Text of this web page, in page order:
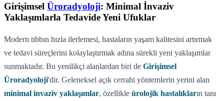
Girişimsel Üroradyoloji: Minimal İnvaziv
Yaklaşımlarla Tedavide Yeni Ufuklar
Modern tıbbın hızla ilerlemesi, hastaların yaşam kalitesini artırmak
ve tedavi süreçlerini kolaylaştırmak adına sürekli yeni yaklaşımlar
sunmaktadır. Bu yenilikçi alanlardan biri de Girişimsel
Üroradyoloji'dir. Geleneksel açık cerrahi yöntemlerin yerini alan
minimal invaziv yaklaşımlar, özellikle ürolojik hastalıkların tanı